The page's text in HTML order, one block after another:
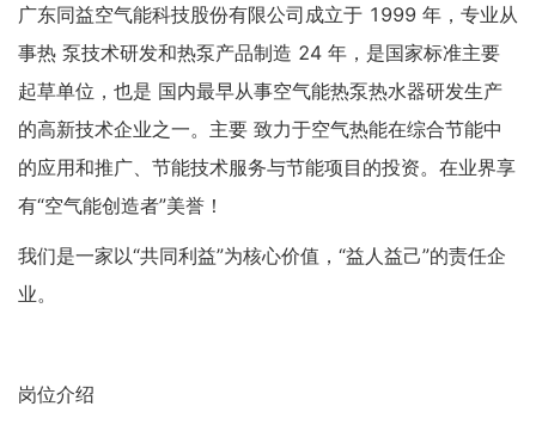
广东同益空气能科技股份有限公司成立于 1999 年，专业从
事热 泵技术研发和热泵产品制造 24 年，是国家标准主要
起草单位，也是 国内最早从事空气能热泵热水器研发生产
的高新技术企业之一。主要 致力于空气热能在综合节能中
的应用和推广、节能技术服务与节能项目的投资。在业界享
有“空气能创造者”美誉！
我们是一家以“共同利益”为核心价值，“益人益己”的责任企
业。
岗位介绍